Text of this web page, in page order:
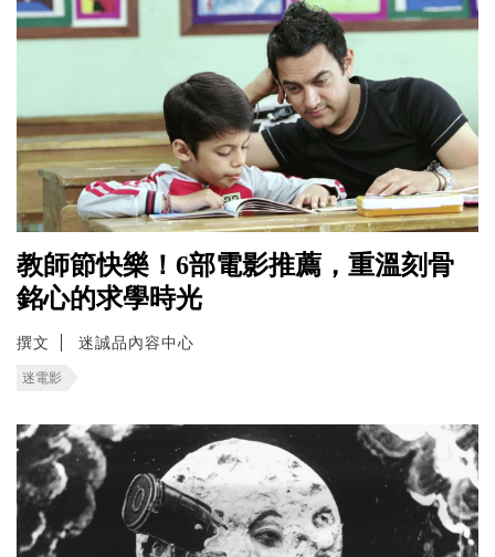
教師節快樂！6部電影推薦，重溫刻骨
銘心的求學時光
撰文 迷誠品內容中心
迷電影